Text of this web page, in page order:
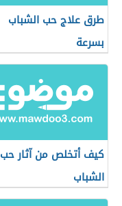
طرق علاج حب الشباب
بسرعة
كيف أتخلص من آثار حب
الشباب